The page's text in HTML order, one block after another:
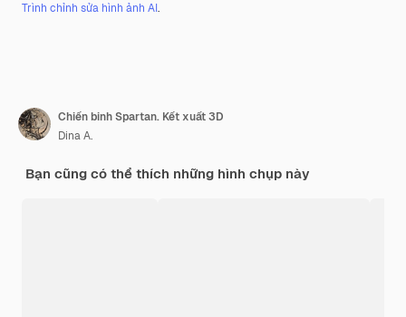
Trình chỉnh sửa hình ảnh AI.
Chiến binh Spartan. Kết xuất 3D
Dina A.
Bạn cũng có thể thích những hình chụp này